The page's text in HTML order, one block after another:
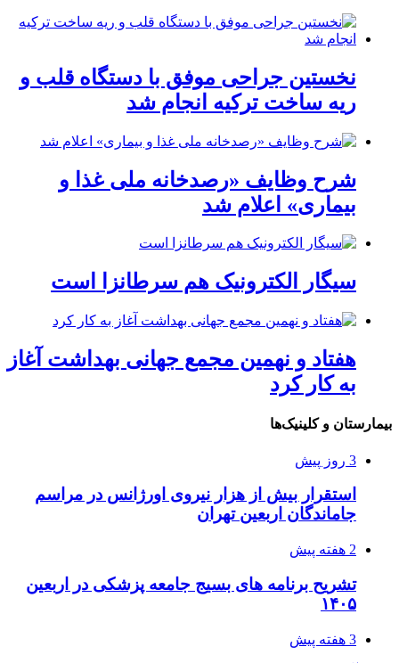
نخستین جراحی موفق با دستگاه قلب و
ریه ساخت ترکیه انجام شد
شرح وظایف «رصدخانه ملی غذا و
بیماری» اعلام شد
سیگار الکترونیک هم سرطانزا است
هفتاد و نهمین مجمع جهانی بهداشت آغاز
به کار کرد
بیمارستان و کلینیک‌ها
3 روز پیش
استقرار بیش از هزار نیروی اورژانس در مراسم
جاماندگان اربعین تهران
2 هفته پیش
تشریح برنامه های بسیج جامعه پزشکی در اربعین
۱۴۰۵
3 هفته پیش